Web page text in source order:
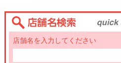
店舗名を入力してください